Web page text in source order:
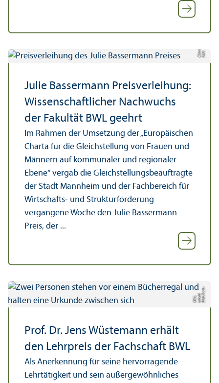
Bil
d:
A
b
e
n
d
a
k
a
d
e
mi
e
Julie Bassermann Preisverleihung:
Wissenschaft­licher Nachwuchs
der Fakultät BWL geehrt
Im Rahmen der Umsetzung der „Europäischen
Charta für die Gleich­stellung von Frauen und
Männern auf kommunaler und regionaler
Ebene“ vergab die Gleich­stellungs­beauftragte
der Stadt Mannheim und der Fach­bereich für
Wirtschafts- und Struktur­förderung
vergangene Woche den Julie Bassermann
Preis, der ...
B
il
d:Fa
c
h­
s
c
h
aftB
W
L
Prof. Dr. Jens Wüstemann erhält
den Lehr­preis der Fach­schaft BWL
Als Anerkennung für seine hervorragende
Lehr­tätigkeit und sein außergewöhnliches